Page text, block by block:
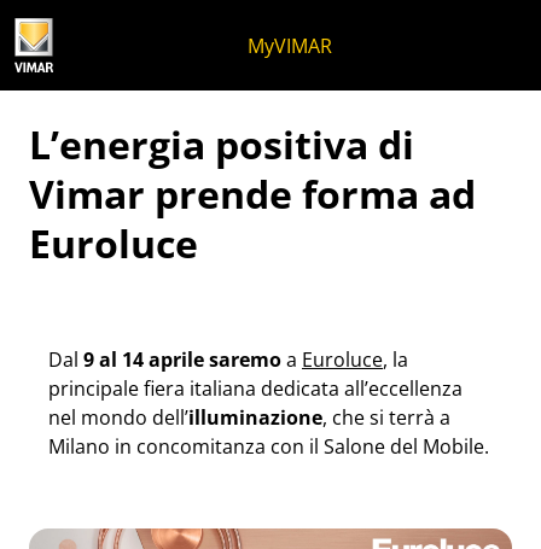
MyVIMAR
L’energia positiva di
Vimar prende forma ad
Euroluce
Dal 9 al 14 aprilesaremoa Euroluce, la
principale fiera italiana dedicata all’eccellenza
nel mondo dell’illuminazione, che si terrà a
Milano in concomitanza con il Salone del Mobile.